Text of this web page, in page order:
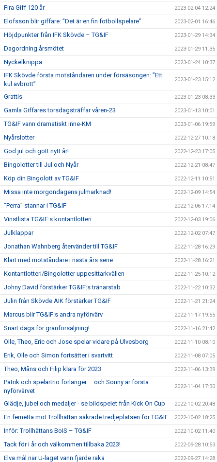
Fira Giff 120 år 2023-02-04 12:24
Elofsson blir giffare: ”Det är en fin fotbollspelare” 2023-02-01 16:46
Höjdpunkter från IFK Skövde – TG&IF 2023-01-29 14:34
Dagordning årsmötet 2023-01-29 11:35
Nyckelknippa 2023-01-24 10:37
IFK Skövde första motståndaren under försäsongen: ”Ett
kul avbrott”
2023-01-23 15:12
Grattis 2023-01-23 08:33
Gamla Giffares torsdagsträffar våren-23 2023-01-13 10:01
TG&IF vann dramatiskt inne-KM 2023-01-06 19:59
Nyårslotter 2022-12-27 10:18
God jul och gott nytt år! 2022-12-23 17:05
Bingolotter till Jul och Nyår 2022-12-21 08:47
Köp din Bingolott av TG&IF 2022-12-11 10:51
Missa inte morgondagens julmarknad! 2022-12-09 14:54
”Perra” stannar i TG&IF 2022-12-06 17:14
Vinstlista TG&IF:s kontantlotteri 2022-12-03 19:06
Julklappar 2022-12-02 07:47
Jonathan Wahnberg återvänder till TG&IF 2022-11-28 16:29
Klart med motståndare i nästa års serie 2022-11-28 16:21
Kontantlotteri/Bingolotter uppesittarkvällen 2022-11-25 10:12
Johny David förstärker TG&IF:s tränarstab 2022-11-22 10:32
Julin från Skövde AIK förstärker TG&IF 2022-11-21 21:24
Marcus blir TG&IF:s andra nyförvärv 2022-11-17 19:55
Snart dags för granförsäljning! 2022-11-16 21:42
Olle, Theo, Eric och Jose spelar vidare på Ulvesborg 2022-11-10 08:10
Erik, Olle och Simon fortsätter i svartvitt 2022-11-08 07:05
Theo, Måns och Filip klara för 2023 2022-11-06 13:39
Patrik och spelartrio förlänger – och Sonny är första
nyförvärvet
2022-11-04 17:30
Glädje, jubel och medaljer - se bildspelet från Kick On Cup 2022-10-02 20:48
En femetta mot Trollhättan säkrade tredjeplatsen för TG&IF 2022-10-02 18:25
Inför: Trollhättans BoIS – TG&IF 2022-10-02 11:40
Tack för i år och välkommen tillbaka 2023! 2022-09-28 10:53
Elva mål när U-laget vann fjärde raka 2022-09-27 14:28